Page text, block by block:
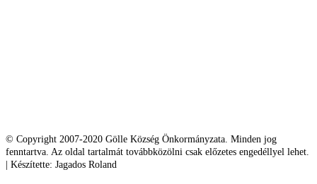
© Copyright 2007-2020 Gölle Község Önkormányzata. Minden jog
fenntartva. Az oldal tartalmát továbbközölni csak előzetes engedéllyel lehet.
| Készítette: Jagados Roland